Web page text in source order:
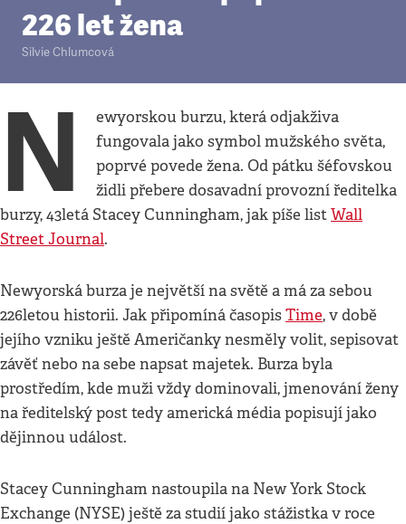
226 let žena
Silvie Chlumcová
N
ewyorskou burzu, která odjakživa
fungovala jako symbol mužského světa,
poprvé povede žena. Od pátku šéfovskou
židli přebere dosavadní provozní ředitelka
burzy, 43letá Stacey Cunningham, jak píše listWall
Street Journal.
Newyorská burza je největší na světě a má za sebou
226letou historii. Jak připomíná časopisTime, v době
jejího vzniku ještě Američanky nesměly volit, sepisovat
závěť nebo na sebe napsat majetek. Burza byla
prostředím, kde muži vždy dominovali, jmenování ženy
na ředitelský post tedy americká média popisují jako
dějinnou událost.
Stacey Cunningham nastoupila na New York Stock
Exchange (NYSE) ještě za studií jako stážistka v roce